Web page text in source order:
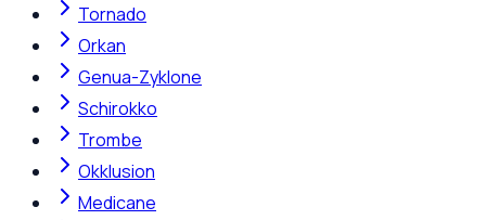
Tornado
Orkan
Genua-Zyklone
Schirokko
Trombe
Okklusion
Medicane